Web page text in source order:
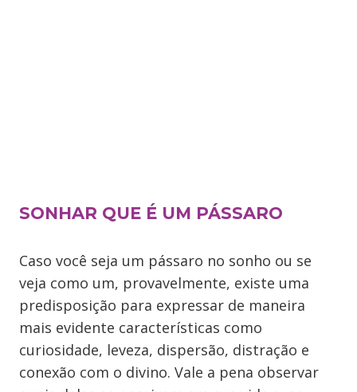
SONHAR QUE É UM PÁSSARO
Caso você seja um pássaro no sonho ou se
veja como um, provavelmente, existe uma
predisposição para expressar de maneira
mais evidente características como
curiosidade, leveza, dispersão, distração e
conexão com o divino. Vale a pena observar